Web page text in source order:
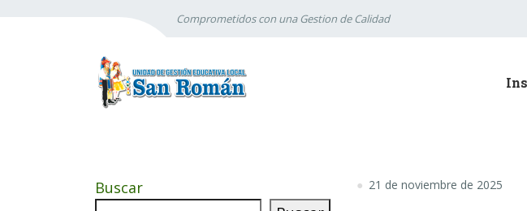
Comprometidos con una Gestion de Calidad
21 de noviembre de 2025
Buscar